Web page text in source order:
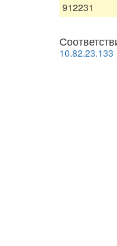
912231
10.82.23.133